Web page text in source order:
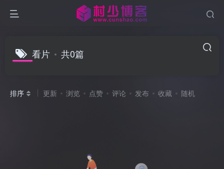
看片 共0篇
排序 更新 浏览 点赞 评论 发布 收藏 随机